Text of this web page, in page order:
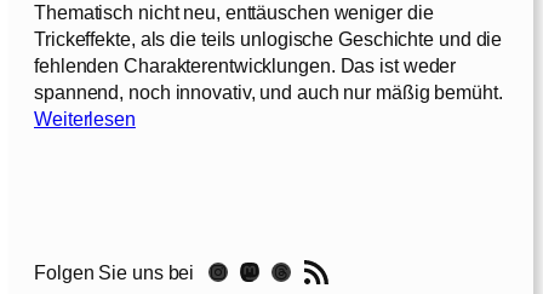
Thematisch nicht neu, enttäuschen weniger die
Trickeffekte, als die teils unlogische Geschichte und die
fehlenden Charakterentwicklungen. Das ist weder
spannend, noch innovativ, und auch nur mäßig bemüht.
Weiterlesen:
l
Folgen Sie uns bei Instagram Mastodon Threads RSS-Feed